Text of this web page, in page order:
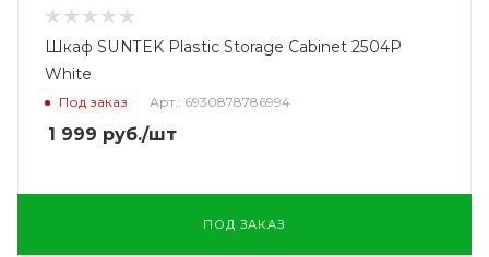
Шкаф SUNTEK Plastic Storage Cabinet 2504P
White
Под заказ Арт.: 6930878786994
1 999 руб./шт
ПОД ЗАКАЗ